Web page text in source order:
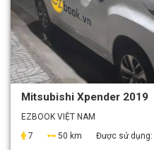
Mitsubishi Xpender 2019
EZBOOK VIỆT NAM
7
50 km Được sử dụng: